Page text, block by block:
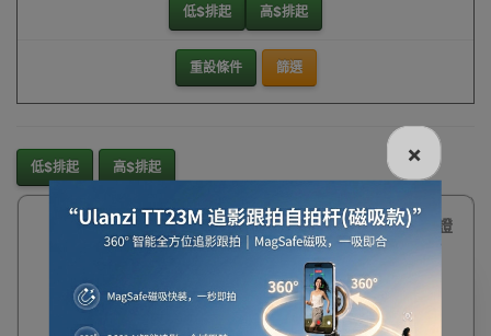
低$排起 高$排起
重設條件 篩選
低$排起 高$排起
35%
OFF
多功能掛頸RFID證
件袋 | 單肩小型包 -
(黑色)
×